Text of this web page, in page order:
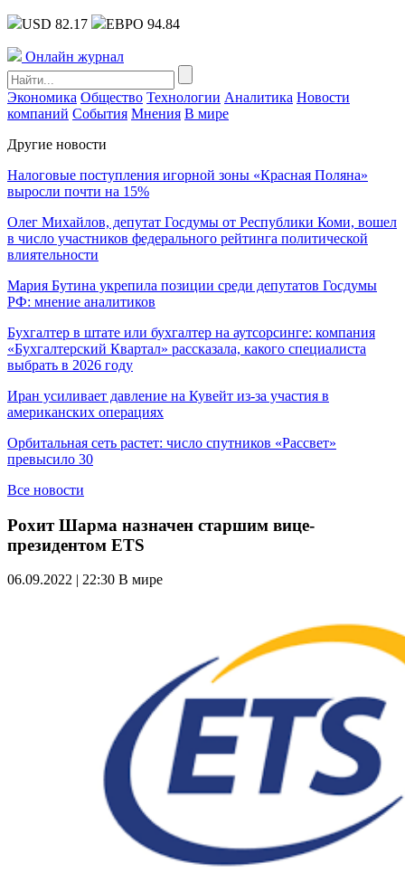
USD 82.17 ЕВРО 94.84
Онлайн журнал
Экономика Общество Технологии Аналитика Новости
компаний События Мнения В мире
Другие новости
Налоговые поступления игорной зоны «Красная Поляна»
выросли почти на 15%
Олег Михайлов, депутат Госдумы от Республики Коми, вошел
в число участников федерального рейтинга политической
влиятельности
Мария Бутина укрепила позиции среди депутатов Госдумы
РФ: мнение аналитиков
Бухгалтер в штате или бухгалтер на аутсорсинге: компания
«Бухгалтерский Квартал» рассказала, какого специалиста
выбрать в 2026 году
Иран усиливает давление на Кувейт из-за участия в
американских операциях
Орбитальная сеть растет: число спутников «Рассвет»
превысило 30
Все новости
Рохит Шарма назначен старшим вице-
президентом ETS
06.09.2022 | 22:30 В мире